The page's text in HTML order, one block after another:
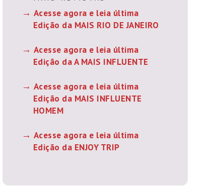
Acesse agora e leia última
Edição da MAIS RIO DE JANEIRO
Acesse agora e leia última
Edição da A MAIS INFLUENTE
Acesse agora e leia última
Edição da MAIS INFLUENTE
HOMEM
Acesse agora e leia última
Edição da ENJOY TRIP